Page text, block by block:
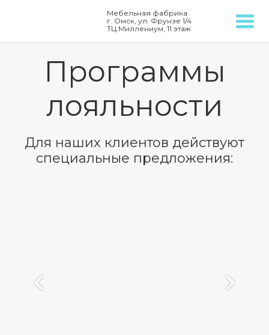
Мебельная фабрика
г. Омск, ул. Фрунзе 1/4
ТЦ Миллениум, 11 этаж
Программы
лояльности
Для наших клиентов действуют
специальные предложения: